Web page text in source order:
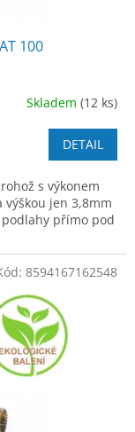
100
Skladem(12 ks)
DETAIL
s výkonem
výškou jen 3,8mm
přímo pod
8594167162548